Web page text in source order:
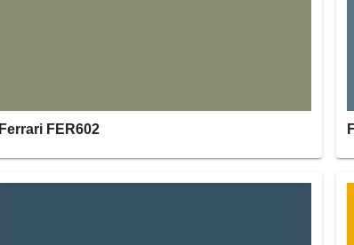
Ferrari FER602